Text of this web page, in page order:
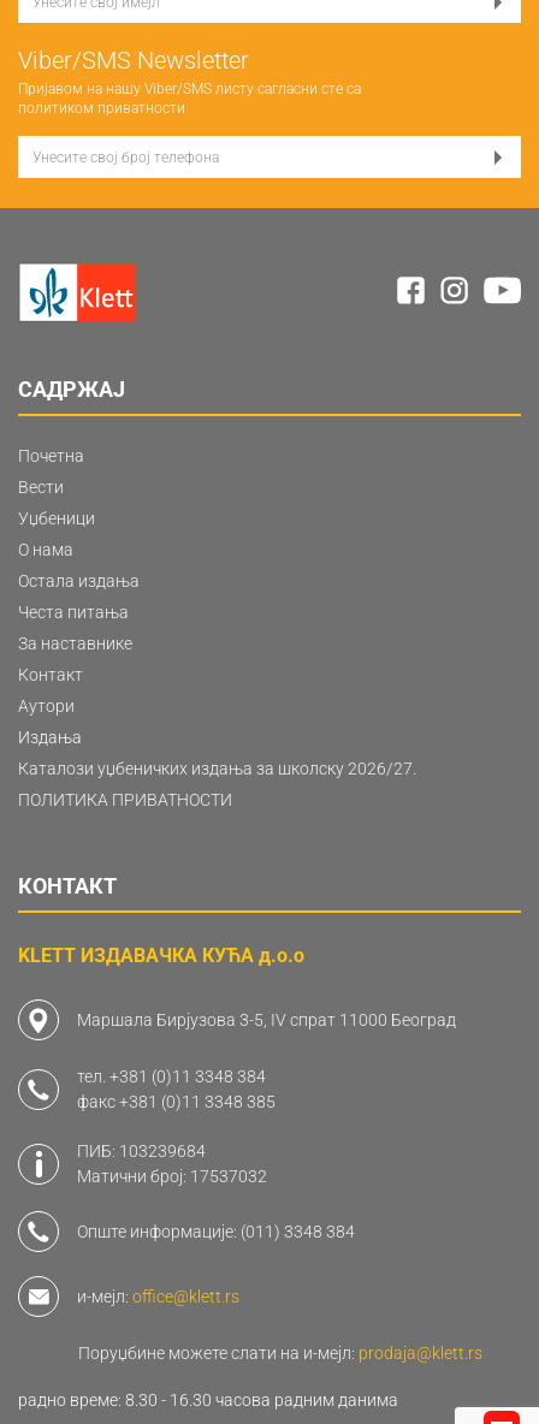
Viber/SMS Newsletter
Пријавом на нашу Viber/SMS листу сагласни сте са
политиком приватности
САДРЖАЈ
Почетна
Вести
Уџбеници
О нама
Остала издања
Честа питања
За наставнике
Контакт
Аутори
Издања
Каталози уџбеничких издања за школску 2026/27.
ПОЛИТИКА ПРИВАТНОСТИ
КОНТАКТ
KLETT ИЗДАВАЧКА КУЋА д.о.о
Маршала Бирјузова 3-5, IV спрат 11000 Београд
тел. +381 (0)11 3348 384
факс+381 (0)11 3348 385
ПИБ: 103239684
Матични број: 17537032
Опште информације: (011) 3348 384
и-мејл: office@klett.rs
Поруџбине можете слати на и-мејл: prodaja@klett.rs
радно време: 8.30 - 16.30 часова радним данима